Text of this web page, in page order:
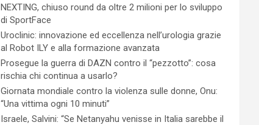
NEXTING, chiuso round da oltre 2 milioni per lo sviluppo
di SportFace
Uroclinic: innovazione ed eccellenza nell’urologia grazie
al Robot ILY e alla formazione avanzata
Prosegue la guerra di DAZN contro il “pezzotto”: cosa
rischia chi continua a usarlo?
Giornata mondiale contro la violenza sulle donne, Onu:
“Una vittima ogni 10 minuti”
Israele, Salvini: “Se Netanyahu venisse in Italia sarebbe il